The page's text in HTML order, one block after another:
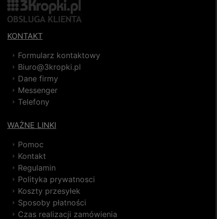
KONTAKT
Formularz kontaktowy
Biuro@3kropki.pl
Dane firmy
Messenger
Telefony
WAŻNE LINKI
Pomoc
Kontakt
Regulamin
Polityka prywatnosci
Koszty przesyłek
Sposoby płatności
Czas realizacji zamówienia